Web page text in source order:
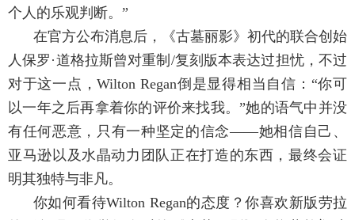
个人的乐观判断。”
在官方公布消息后，《古墓丽影》初代的联合创始
人保罗·道格拉斯曾对重制/复刻版本表达过担忧，不过
对于这一点，Wilton Regan倒是显得相当自信：“你可
以一年之后再拿着你的评价来找我。”她的语气中并没
有任何恶意，只有一种坚定的信念——她相信自己、
亚马逊以及水晶动力团队正在打造的东西，最终会证
明其独特与非凡。
你如何看待Wilton Regan的态度？你喜欢新版劳拉